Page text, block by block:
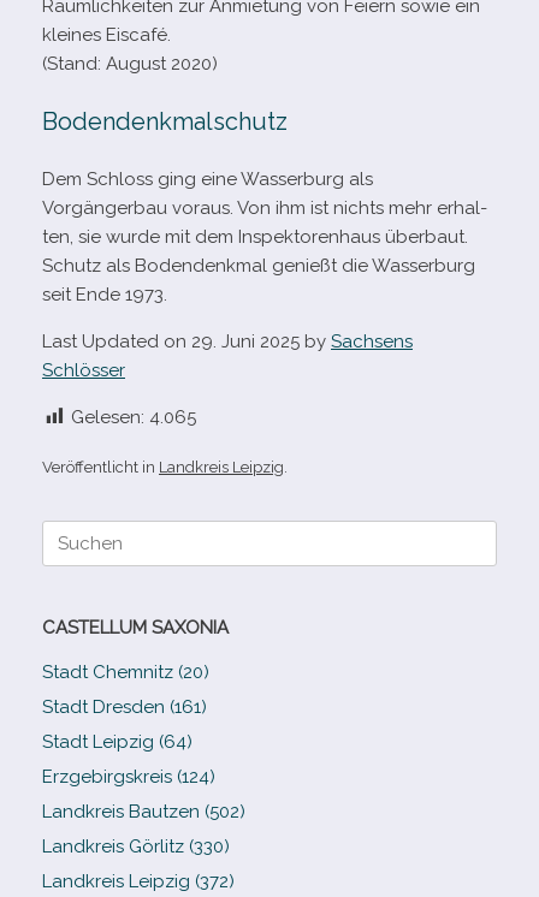
Räumlichkeiten zur Anmietung von Feiern sowie ein
klei­nes Eiscafé.
(Stand: August 2020)
Bodendenkmalschutz
Dem Schloss ging eine Wasserburg als
Vorgängerbau vor­aus. Von ihm ist nichts mehr erhal­
ten, sie wurde mit dem Inspektorenhaus über­baut.
Schutz als Bodendenkmal genießt die Wasserburg
seit Ende 1973.
Last Updated on 29. Juni 2025 by Sachsens
Schlösser
Gelesen: 4.065
Veröffentlicht in Landkreis Leipzig
Suche
CASTELLUM SAXONIA
Stadt Chemnitz (20)
Stadt Dresden (161)
Stadt Leipzig (64)
Erzgebirgskreis (124)
Landkreis Bautzen (502)
Landkreis Görlitz (330)
Landkreis Leipzig (372)